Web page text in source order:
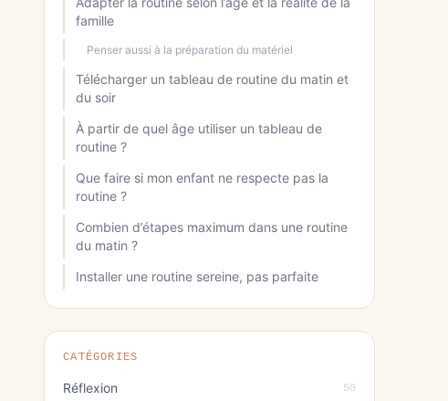
famille
Penser aussi à la préparation du matériel
Télécharger un tableau de routine du matin et
du soir
À partir de quel âge utiliser un tableau de
routine ?
Que faire si mon enfant ne respecte pas la
routine ?
Combien d’étapes maximum dans une routine
du matin ?
Installer une routine sereine, pas parfaite
CATÉGORIES
Réflexion 50